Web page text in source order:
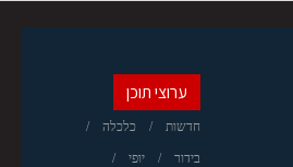
ערוצי תוכן
חדשות כלכלה
בידור יופי